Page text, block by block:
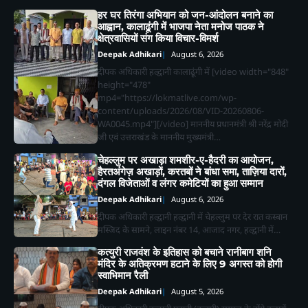
हर घर तिरंगा अभियान को जन-आंदोलन बनाने का
आह्वान, कालाढूंगी में भाजपा नेता मनोज पाठक ने
क्षेत्रवासियों संग किया विचार-विमर्श
Deepak Adhikari August 6, 2026
दीपक अधिकारी हल्द्वानी कालाढूंगी में [video width="848"
height="478"
mp4="https://lokmatlive.com/wp-
content/uploads/2026/08/VID-20260806-
WA0045.mp4"][/video] माननीय प्रधानमंत्री श्री नरेंद्र मोदी
जी एवं उत्तराखंड के माननीय मुख्यमंत्री…
चेहल्लुम पर अखाड़ा शमशीर-ए-हैदरी का आयोजन,
हैरतअंगेज़ अखाड़ों, करतबों ने बांधा समा, ताज़िया दारों,
दंगल विजेताओं व लंगर कमेटियों का हुआ सम्मान
Deepak Adhikari August 6, 2026
दीपक अधिकारी हल्द्वानी हल्द्वानी में चेहल्लुम पर देर रात कस्बान
मस्जिद के सामने, लाइन नंबर 14, आजाद नगर, हल्द्वानी में…
कत्युरी राजवंश के इतिहास को बचाने रानीबाग शनि
मंदिर के अतिक्रमण हटाने के लिए 9 अगस्त को होगी
स्वाभिमान रैली
Deepak Adhikari August 5, 2026
2
भीमताल के नियोजित विकास को लेकर दर्जा
राज्यमंत्री भावना मेहरा ने मुख्यमंत्री को सौंपा